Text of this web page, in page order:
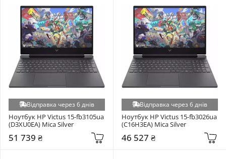
Відправка через 6 днів
Ноутбук HP Victus 15-fb3105ua
(D3XU0EA) Mica Silver
51 739 ₴
Відправка через 6 днів
Ноутбук HP Victus 15-fb3026ua
(C16H3EA) Mica Silver
46 527 ₴